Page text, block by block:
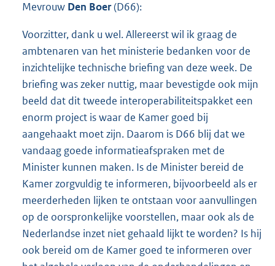
Mevrouw Den Boer(D66):
Voorzitter, dank u wel. Allereerst wil ik graag de
ambtenaren van het ministerie bedanken voor de
inzichtelijke technische briefing van deze week. De
briefing was zeker nuttig, maar bevestigde ook mijn
beeld dat dit tweede interoperabiliteitspakket een
enorm project is waar de Kamer goed bij
aangehaakt moet zijn. Daarom is D66 blij dat we
vandaag goede informatieafspraken met de
Minister kunnen maken. Is de Minister bereid de
Kamer zorgvuldig te informeren, bijvoorbeeld als er
meerderheden lijken te ontstaan voor aanvullingen
op de oorspronkelijke voorstellen, maar ook als de
Nederlandse inzet niet gehaald lijkt te worden? Is hij
ook bereid om de Kamer goed te informeren over